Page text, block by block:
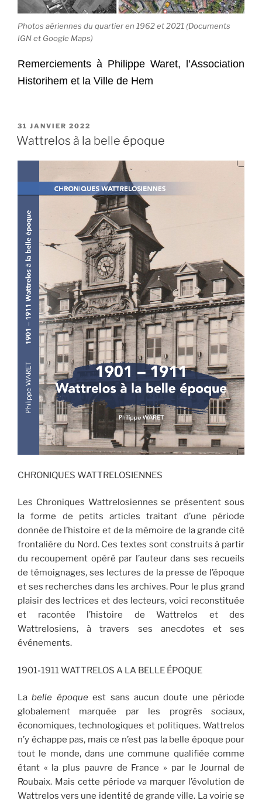
Photos aériennes du quartier en 1962 et 2021 (Documents
IGN et Google Maps)
Remerciements à Philippe Waret, l’Association
Historihem et la Ville de Hem
PUBLIÉ
LE
31 JANVIER 2022
Wattrelos à la belle époque
CHRONIQUES WATTRELOSIENNES
Les Chroniques Wattrelosiennes se présentent sous
la forme de petits articles traitant d’une période
donnée de l’histoire et de la mémoire de la grande cité
frontalière du Nord. Ces textes sont construits à partir
du recoupement opéré par l’auteur dans ses recueils
de témoignages, ses lectures de la presse de l’époque
et ses recherches dans les archives. Pour le plus grand
plaisir des lectrices et des lecteurs, voici reconstituée
et racontée l’histoire de Wattrelos et des
Wattrelosiens, à travers ses anecdotes et ses
événements.
1901-1911 WATTRELOS A LA BELLE ÉPOQUE
Labelle époqueest sans aucun doute une période
globalement marquée par les progrès sociaux,
économiques, technologiques et politiques. Wattrelos
n’y échappe pas, mais ce n’est pas la belle époque pour
tout le monde, dans une commune qualifiée comme
étant « la plus pauvre de France » par le Journal de
Roubaix. Mais cette période va marquer l’évolution de
Wattrelos vers une identité de grande ville. La voirie se